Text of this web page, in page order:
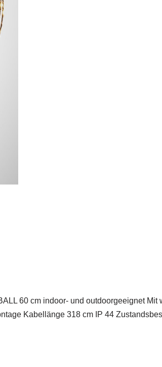
60 cm indoor- und outdoorgeeignet
Kabellänge 318 cm IP 44